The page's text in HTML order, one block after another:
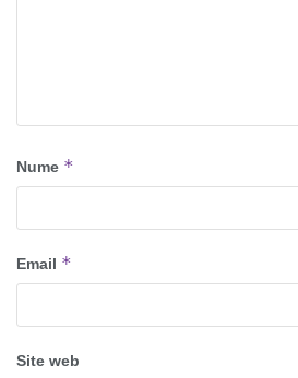
Nume *
Email *
Site web